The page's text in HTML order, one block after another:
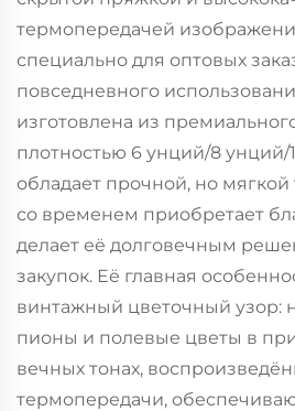
термопередачей
специально для оптовых
повседневного
изготовлена из
плотностью 6 унций/8 унций/
обладает прочной, но мягкой
со временем приобретает
делает её долговечным
закупок. Её главная
винтажный цветочный узор:
пионы и полевые цветы в
вечных тонах,
термопередачи,